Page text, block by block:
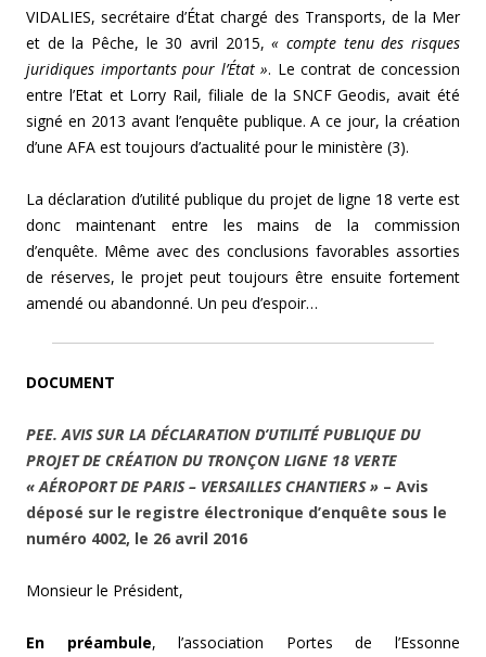
VIDALIES, secrétaire d’État chargé des Transports, de la Mer
et de la Pêche, le 30 avril 2015,« compte tenu des risques
juridiques importants pour l’État ». Le contrat de concession
entre l’Etat et Lorry Rail, filiale de la SNCF Geodis, avait été
signé en 2013 avant l’enquête publique. A ce jour, la création
d’une AFA est toujours d’actualité pour le ministère (3).
La déclaration d’utilité publique du projet de ligne 18 verte est
donc maintenant entre les mains de la commission
d’enquête. Même avec des conclusions favorables assorties
de réserves, le projet peut toujours être ensuite fortement
amendé ou abandonné. Un peu d’espoir…
DOCUMENT
PEE. AVIS SUR LA DÉCLARATION D’UTILITÉ PUBLIQUE DU
PROJET DE CRÉATION DU TRONÇON LIGNE 18 VERTE
« AÉROPORT DE PARIS – VERSAILLES CHANTIERS » – Avis
déposé sur le registre électronique d’enquête sous le
numéro 4002, le 26 avril 2016
Monsieur le Président,
En préambule, l’association Portes de l’Essonne